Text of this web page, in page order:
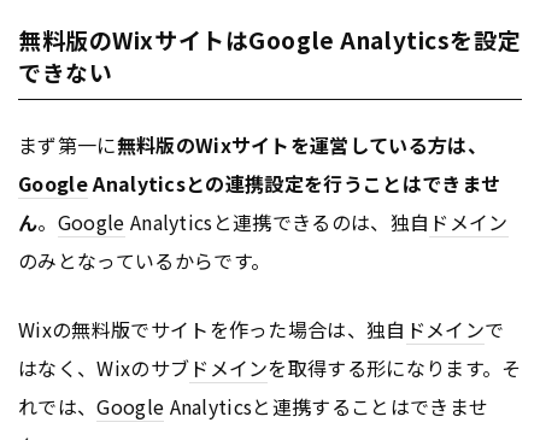
無料版のWixサイトはGoogle Analyticsを設定
できない
まず第一に無料版のWixサイトを運営している方は、
GoogleAnalyticsとの連携設定を行うことはできませ
ん。 Google Analyticsと連携できるのは、独自 ドメイン
のみとなっているからです。
Wixの無料版でサイトを作った場合は、独自 ドメインで
はなく、Wixのサブドメインを取得する形になります。そ
れでは、Google Analyticsと連携することはできませ